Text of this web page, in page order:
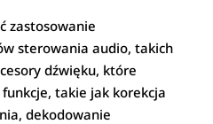
zastosowanie
sterowania audio, takich
dźwięku, które
takie jak korekcja
dekodowanie